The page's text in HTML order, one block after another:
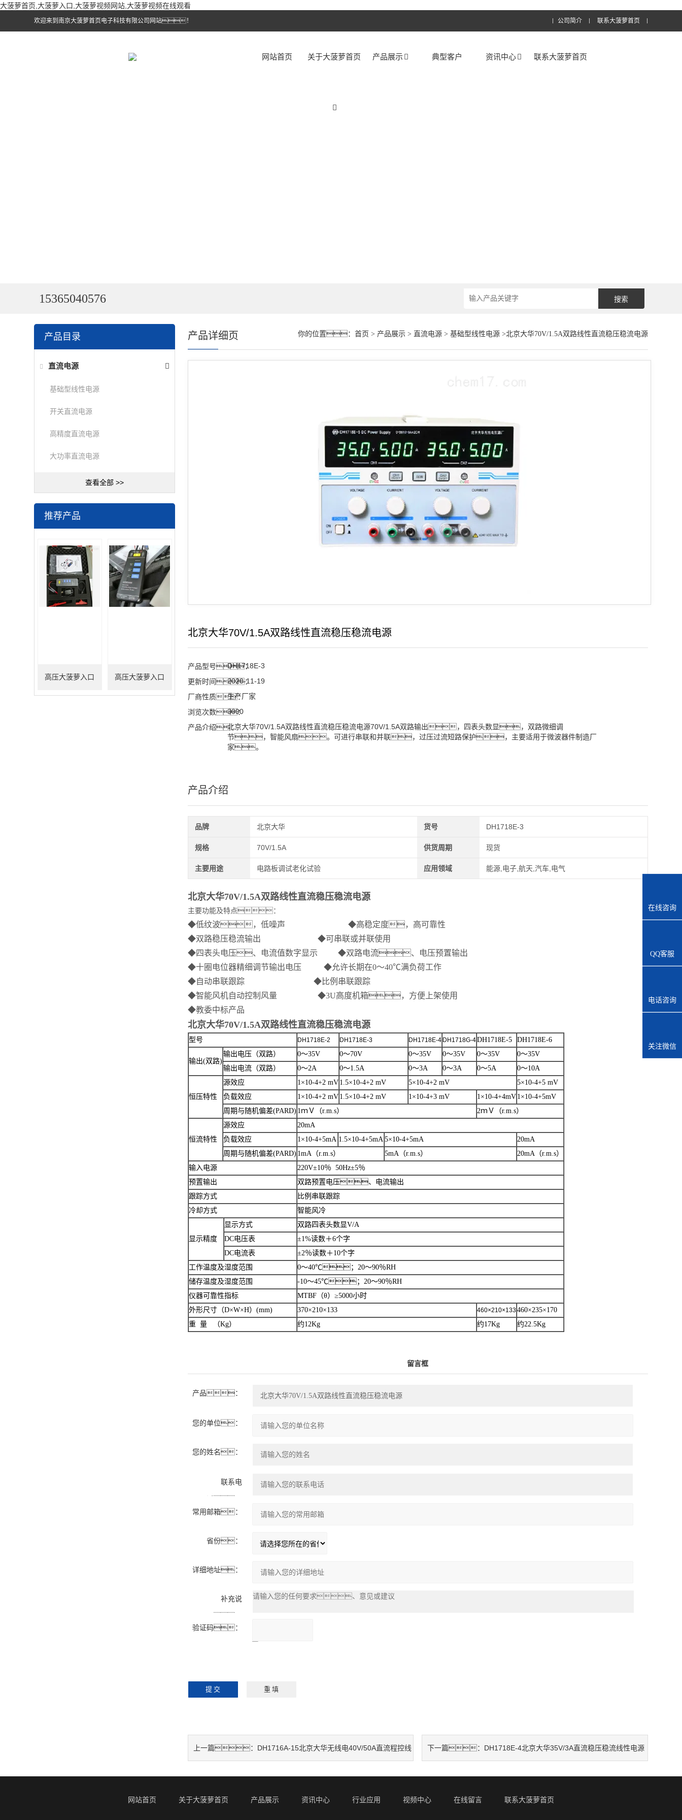
大菠萝首页,大菠萝入口,大菠萝视频网站,大菠萝视频在线观看
欢迎来到南京大菠萝首页电子科技有限公司网站！ 公司简介 联系大菠萝首页
网站首页 关于大菠萝首页 产品展示 典型客户 资讯中心 联系大菠萝首页
15365040576
产品目录
直流电源
基础型线性电源
开关直流电源
高精度直流电源
大功率直流电源
查看全部 >>
推荐产品
高压大菠萝入口 高压大菠萝入口
你的位置： 首页 > 产品展示> 直流电源 > 基础型线性电源 >北京大华70V/1.5A双路线性直流稳压稳流电源
产品详细页
北京大华70V/1.5A双路线性直流稳压稳流电源
产品型号：
DH1718E-3
更新时间：
2020-11-19
厂商性质：
生产厂家
浏览次数：
3090
产品介绍：北京大华70V/1.5A双路线性直流稳压稳流电源70V/1.5A双路输出，四表头数显，双路微细调
节，智能风扇。可进行串联和并联，过压过流短路保护，主要适用于微波器件制造厂
家。
产品介绍
品牌 北京大华 货号 DH1718E-3
规格 70V/1.5A 供货周期 现货
主要用途 电路板调试老化试验 应用领域 能源,电子,航天,汽车,电气
北京大华70V/1.5A双路线性直流稳压稳流电源
主要功能及特点：
◆低纹波，低噪声 ◆高稳定度，高可靠性
◆双路稳压稳流输出 ◆可串联或并联使用
◆四表头电压、电流值数字显示 ◆双路电流、电压预置输出
◆十圈电位器精细调节输出电压 ◆允许长期在0～40℃满负荷工作
◆自动串联跟踪 ◆比例串联跟踪
◆智能风机自动控制风量 ◆3U高度机箱，方便上架使用
◆教委中标产品
北京大华70V/1.5A双路线性直流稳压稳流电源
型号 DH1718E-2 DH1718E-3 DH1718E-4 DH1718G-4DH1718E-5 DH1718E-6
输出(双路)
输出电压（双路） 0～35V 0～70V 0～35V 0～35V 0～35V
0～35V
输出电流（双路）
0～2A 0～1.5A 0～3A 0～3A 0～5A 0～10A
恒压特性
源效应 1×10-4+2 mV 1.5×10-4+2 mV 5×10-4+2 mV
5×10-4+5 mV
负载效应
1×10-4+2 mV 1.5×10-4+2 mV 1×10-4+3 mV 1×10-4+4mV 1×10-4+5mV
周期与随机偏差(PARD) 1ｍＶ（r.m.s） 2ｍＶ（r.m.s）
恒流特性
源效应
20mA
负载效应
1×10-4+5mA 1.5×10-4+5mA 5×10-4+5mA
20mA
周期与随机偏差(PARD) 1mA（r.m.s） 5mA（r.m.s）
20mA（r.m.s）
输入电源
220V±10％ 50Hz±5％
预置输出
双路预置电压、电流输出
跟踪方式
比例串联跟踪
冷却方式
智能风冷
显示精度
显示方式
双路四表头数显V/A
DC电压表
±1%读数＋6个字
DC电流表
±2％读数＋10个字
工作温度及湿度范围
0～40℃；20～90％RH
储存温度及湿度范围
-10～45℃；20～90％RH
仪器可靠性指标
MTBF（θ）≥5000小时
外形尺寸（D×W×H）(mm)
370×210×133 460×210×133460×235×170
重 量 （Kg）
约12Kg 约17Kg 约22.5Kg
留言框
产品：
您的单位：
您的姓名：
联系电
常用邮箱：
省份：
详细地址：
补充说
验证码：
字），
如：三加四=7
上一篇： DH1716A-15北京大华无线电40V/50A直流程控线 下一篇： DH1718E-4北京大华35V/3A直流稳压稳流线性电源
网站首页 关于大菠萝首页 产品展示 资讯中心 行业应用 视频中心 在线留言 联系大菠萝首页
在线咨询
QQ客服
电话咨询
关注微信